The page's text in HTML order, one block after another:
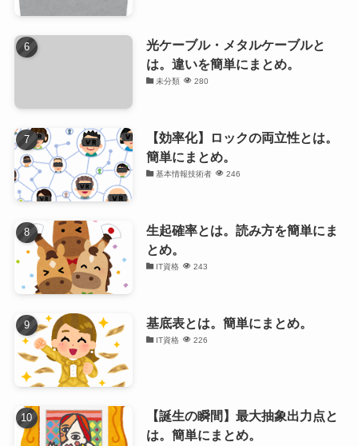
光ケーブル・メタルケーブルと
は。違いを簡単にまとめ。
未分類 280
【効率化】ロックの両立性とは。
簡単にまとめ。
基本情報技術者 246
生起確率とは。読み方を簡単にま
とめ。
IT資格 243
基底表とは。簡単にまとめ。
IT資格 226
【誕生の瞬間】最大抽象出力点と
は。簡単にまとめ。